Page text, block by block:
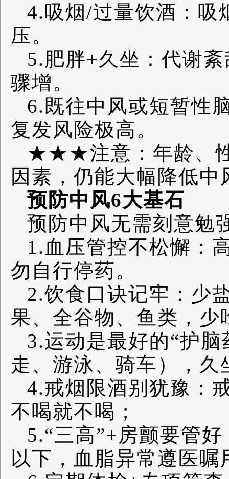
4.吸烟/过量饮酒：吸
压。
5.肥胖+久坐：代谢
骤增。
6.既往中风或短暂性
复发风险极高。
★★★注意：年龄、性
因素，仍能大幅降低中
预防中风6大基石
预防中风无需刻意勉
1.血压管控不松懈：
勿自行停药。
2.饮食口诀记牢：少
果、全谷物、鱼类，
3.运动是最好的“护
走、游泳、骑车），
4.戒烟限酒别犹豫：
不喝就不喝；
5.“三高”+房颤要管
以下，血脂异常遵医